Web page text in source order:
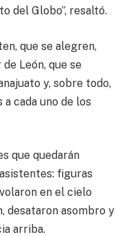
del Globo”, resaltó.
que se alegren,
León, que se
y, sobre todo,
cada uno de los
que quedarán
figuras
en el cielo
desataron asombro y
arriba.